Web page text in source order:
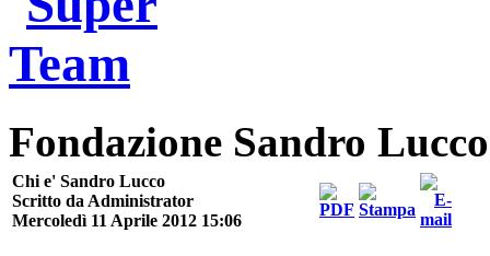
Fondazione Sandro Lucco
Chi e' Sandro Lucco
Scritto da Administrator
Mercoledì 11 Aprile 2012 15:06